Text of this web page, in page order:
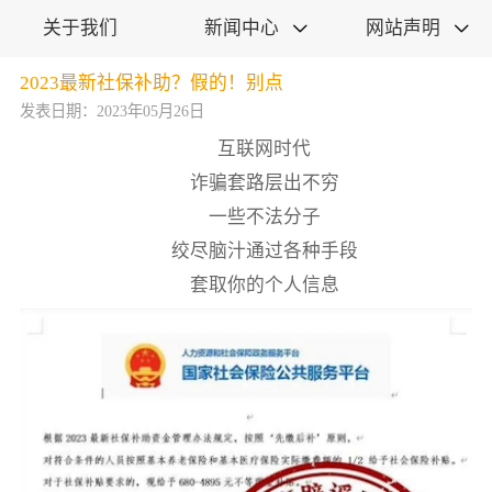
关于我们 新闻中心  网站声明 
2023最新社保补助？假的！别点
发表日期：2023年05月26日
互联网时代
诈骗套路层出不穷
一些不法分子
绞尽脑汁通过各种手段
套取你的个人信息